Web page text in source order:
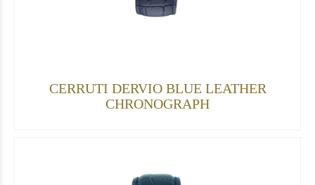
CERRUTI DERVIO BLUE LEATHER
CHRONOGRAPH